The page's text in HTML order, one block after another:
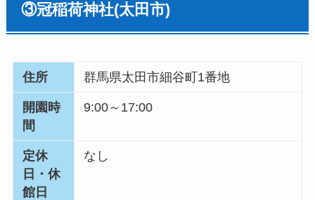
③冠稲荷神社(太田市)
住所 群馬県太田市細谷町1番地
開園時
間
9:00～17:00
定休
日・休
館日
なし